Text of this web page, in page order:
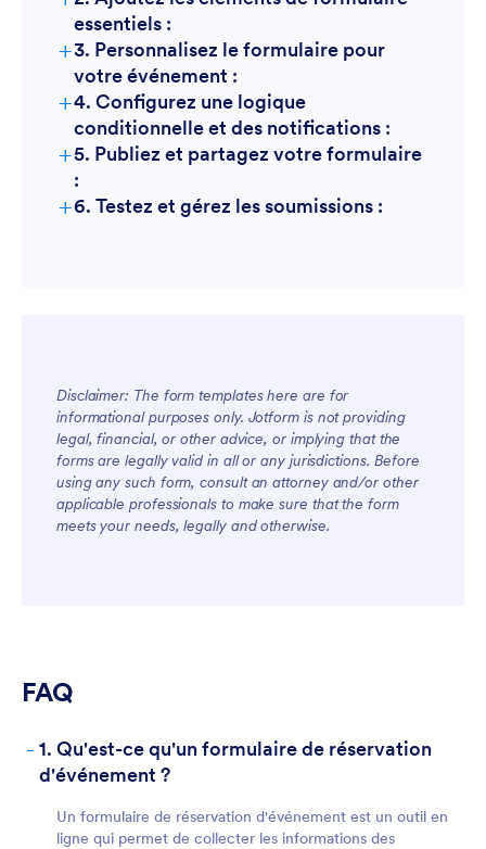
essentiels :
+3. Personnalisez le formulaire pour
votre événement :
+4. Configurez une logique
conditionnelle et des notifications :
+5. Publiez et partagez votre formulaire
:
+6. Testez et gérez les soumissions :
Disclaimer: The form templates here are for
informational purposes only. Jotform is not providing
legal, financial, or other advice, or implying that the
forms are legally valid in all or any jurisdictions. Before
using any such form, consult an attorney and/or other
applicable professionals to make sure that the form
meets your needs, legally and otherwise.
FAQ
- 1. Qu'est-ce qu'un formulaire de réservation
d'événement ?
Un formulaire de réservation d'événement est un outil en
ligne qui permet de collecter les informations des